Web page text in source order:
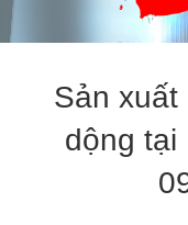
Sản xuất
dộng tại